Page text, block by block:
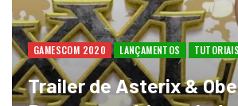
GAMESCOM 2020 LANÇAMENTOS TUTORIAIS
Trailer de Asterix &